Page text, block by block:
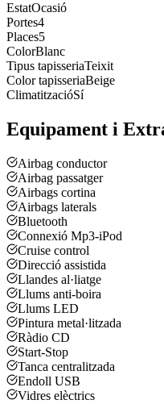
EstatOcasió
Portes4
Places5
ColorBlanc
Tipus tapisseriaTeixit
Color tapisseriaBeige
ClimatitzacióSí
Equipament i
Airbag conductor
Airbag passatger
Airbags cortina
Airbags laterals
Bluetooth
Connexió Mp3-iPod
Cruise control
Direcció assistida
Llandes al·liatge
Llums anti-boira
Llums LED
Pintura metal·litzada
Ràdio CD
Start-Stop
Tanca centralitzada
Endoll USB
Vidres elèctrics